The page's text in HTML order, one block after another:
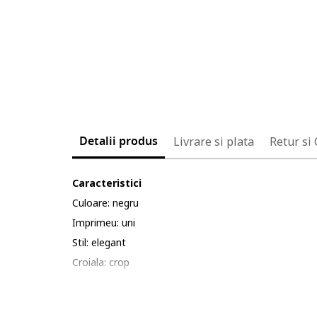
Detalii produs Livrare si plata Retur si
Caracteristici
Culoare: negru
Imprimeu: uni
Stil: elegant
Croiala: crop